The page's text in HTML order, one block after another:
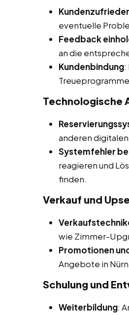
eventuelle
Feedback
an die
Kundenbindung:
Technologische
anderen
Systemfehler
reagieren und
finden.
Verkauf und
wie Zimmer-
Promotionen
Angebote in
Schulung und
Weiterbildung: